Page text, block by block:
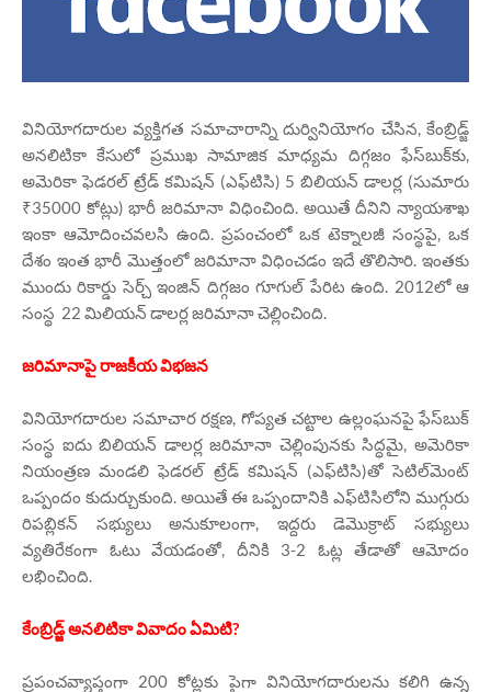
వినియోగదారుల వ్యక్తిగత సమాచారాన్ని దుర్వినియోగం చేసిన, కేంబ్రిడ్జ్
అనలిటికా కేసులో ప్రముఖ సామాజిక మాధ్యమ దిగ్గజం ఫేస్‌బుక్‌కు,
అమెరికా ఫెడరల్‌ ట్రేడ్‌ కమిషన్‌ (ఎఫ్‌టిసి) 5 బిలియన్ డాలర్ల (సుమారు
₹35000 కోట్లు) భారీ జరిమానా విధించింది. అయితే దీనిని న్యాయశాఖ
ఇంకా ఆమోదించవలసి ఉంది. ప్రపంచంలో ఒక టెక్నాలజీ సంస్థపై, ఒక
దేశం ఇంత భారీ మొత్తంలో జరిమానా విధించడం ఇదే తొలిసారి. ఇంతకు
ముందు రికార్డు సెర్చ్‌ ఇంజిన్‌ దిగ్గజం గూగుల్‌ పేరిట ఉంది. 2012లో ఆ
సంస్థ 22 మిలియన్ డాలర్ల జరిమానా చెల్లించింది.
జరిమానాపై రాజకీయ విభజన
వినియోగదారుల సమాచార రక్షణ, గోప్యత చట్టాల ఉల్లంఘనపై ఫేస్‌బుక్‌
సంస్థ ఐదు బిలియన్ డాలర్ల జరిమానా చెల్లింపునకు సిద్ధమై, అమెరికా
నియంత్రణ మండలి ఫెడరల్‌ ట్రేడ్‌ కమిషన్‌ (ఎఫ్‌టిసి)తో సెటిల్‌మెంట్‌
ఒప్పందం కుదుర్చుకుంది. అయితే ఈ ఒప్పందానికి ఎఫ్‌టిసిలోని ముగ్గురు
రిపబ్లికన్ సభ్యులు అనుకూలంగా, ఇద్దరు డెమొక్రాట్ సభ్యులు
వ్యతిరేకంగా ఓటు వేయడంతో, దీనికి 3-2 ఓట్ల తేడాతో ఆమోదం
లభించింది.
కేంబ్రిడ్జ్ అనలిటికా వివాదం ఏమిటి?
ప్రపంచవ్యాప్తంగా 200 కోట్లకు పైగా వినియోగదారులను కలిగి ఉన్న